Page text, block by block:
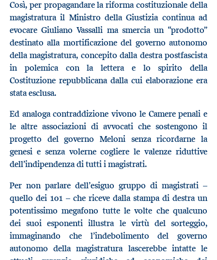
Così, per propagandare la riforma costituzionale della
magistratura il Ministro della Giustizia continua ad
evocare Giuliano Vassalli ma smercia un “prodotto”
destinato alla mortificazione del governo autonomo
della magistratura, concepito dalla destra postfascista
in polemica con la lettera e lo spirito della
Costituzione repubblicana dalla cui elaborazione era
stata esclusa.
Ed analoga contraddizione vivono le Camere penali e
le altre associazioni di avvocati che sostengono il
progetto del governo Meloni senza ricordarne la
genesi e senza volerne cogliere le valenze riduttive
dell’indipendenza di tutti i magistrati.
Per non parlare dell’esiguo gruppo di magistrati –
quello dei 101 – che riceve dalla stampa di destra un
potentissimo megafono tutte le volte che qualcuno
dei suoi esponenti illustra le virtù del sorteggio,
immaginando che l’indebolimento del governo
autonomo della magistratura lascerebbe intatte le